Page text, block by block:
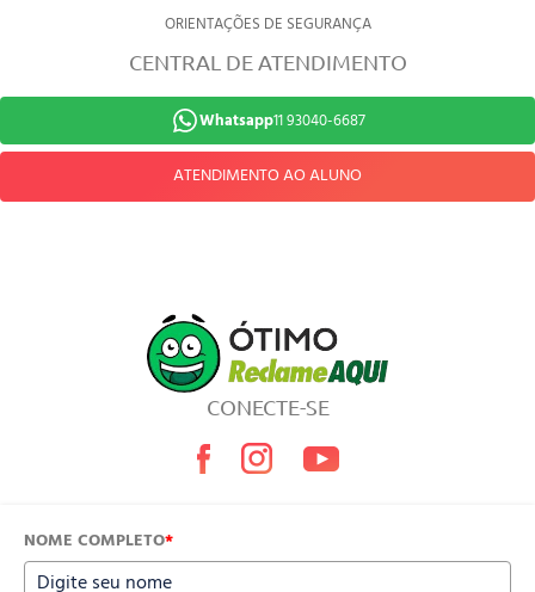
ORIENTAÇÕES DE SEGURANÇA
CENTRAL DE ATENDIMENTO
Whatsapp11 93040-6687
ATENDIMENTO AO ALUNO
CONECTE-SE
NOME COMPLETO*